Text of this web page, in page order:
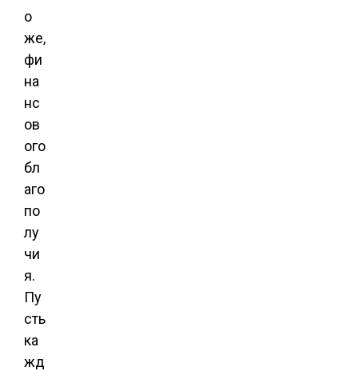
о
же,
фи
на
нс
ов
ого
бл
аго
по
лу
чи
я.
Пу
сть
ка
жд